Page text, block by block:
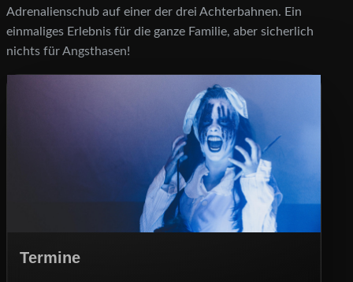
Adrenalienschub auf einer der drei Achterbahnen. Ein
einmaliges Erlebnis für die ganze Familie, aber sicherlich
nichts für Angsthasen!
Termine